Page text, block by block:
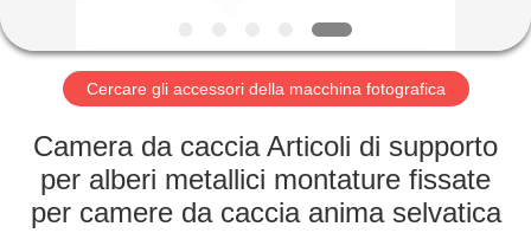
SU
DI
VISITA
ALLA
Cercare gli accessori della macchina fotografica
Camera da caccia Articoli di supporto
per alberi metallici montature fissate
per camere da caccia anima selvatica